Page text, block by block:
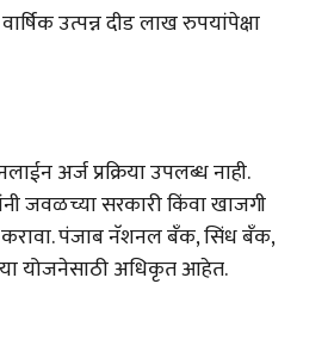
उत्पन्न दीड लाख रुपयांपेक्षा
अर्ज प्रक्रिया उपलब्ध नाही.
जवळच्या सरकारी किंवा खाजगी
पंजाब नॅशनल बँक, सिंध बँक,
योजनेसाठी अधिकृत आहेत.